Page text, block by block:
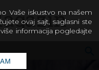
Vaše iskustvo na našem
ovaj sajt, saglasni ste
informacija pogledajte